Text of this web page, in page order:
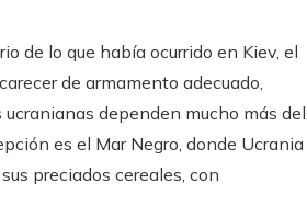
de lo que había ocurrido en Kiev, el
de armamento adecuado,
dependen mucho más del
es el Mar Negro, donde Ucrania
preciados cereales, con